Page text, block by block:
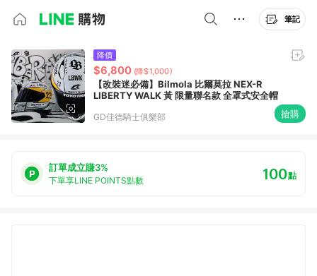
筆記
降價
$6,800 (降$1,000)
【改裝迷必備】Bilmola 比爾莫拉 NEX-R
LIBERTY WALK 黃 限量聯名款 全罩式安全帽
GD佳德騎士俱樂部 搶購
訂單成立賺3%
下單享LINE POINTS點數 100點